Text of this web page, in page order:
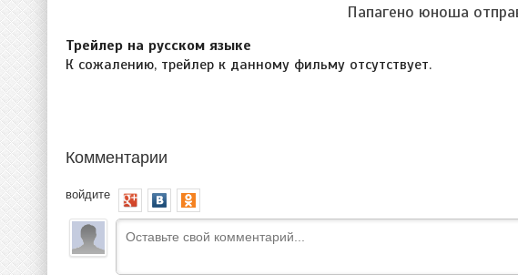
Папагено юноша
Трейлер на русском языке
К сожалению, трейлер к данному фильму отсутствует.
Комментарии
войдите